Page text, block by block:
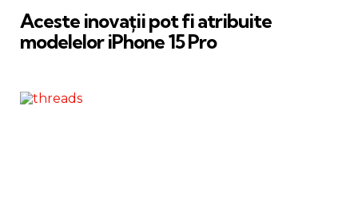
Aceste inovații pot fi atribuite
modelelor iPhone 15 Pro